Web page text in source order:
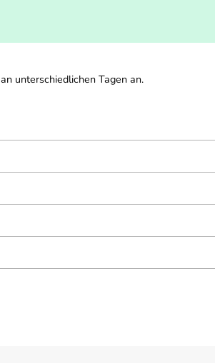
unterschiedlichen Tagen an.